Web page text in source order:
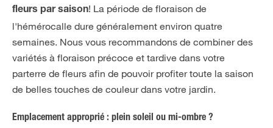
fleurs par saison! La période de floraison de
l'hémérocalle dure généralement environ quatre
semaines. Nous vous recommandons de combiner des
variétés à floraison précoce et tardive dans votre
parterre de fleurs afin de pouvoir profiter toute la saison
de belles touches de couleur dans votre jardin.
Emplacement approprié : plein soleil ou mi-ombre ?